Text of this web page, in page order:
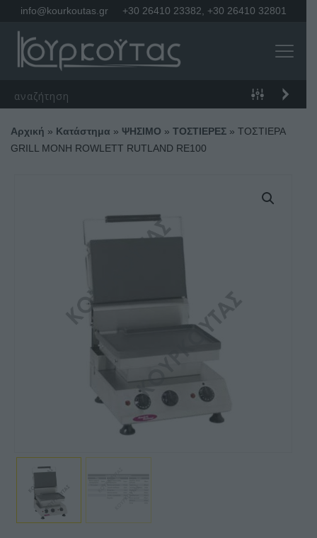
info@kourkoutas.gr +30 26410 23382 +30 26410 32801
Αρχική » Κατάστημα » ΨΗΣΙΜΟ » ΤΟΣΤΙΕΡΕΣ » ΤΟΣΤΙΕΡΑ
GRILL ΜΟΝΗ ROWLETT RUTLAND RE100